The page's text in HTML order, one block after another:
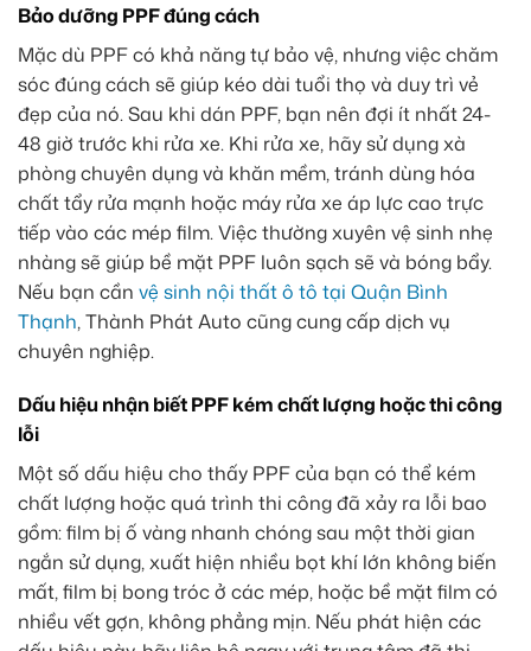
Bảo dưỡng PPF đúng cách
Mặc dù PPF có khả năng tự bảo vệ, nhưng việc chăm
sóc đúng cách sẽ giúp kéo dài tuổi thọ và duy trì vẻ
đẹp của nó. Sau khi dán PPF, bạn nên đợi ít nhất 24-
48 giờ trước khi rửa xe. Khi rửa xe, hãy sử dụng xà
phòng chuyên dụng và khăn mềm, tránh dùng hóa
chất tẩy rửa mạnh hoặc máy rửa xe áp lực cao trực
tiếp vào các mép film. Việc thường xuyên vệ sinh nhẹ
nhàng sẽ giúp bề mặt PPF luôn sạch sẽ và bóng bẩy.
Nếu bạn cần vệ sinh nội thất ô tô tại Quận Bình
Thạnh, Thành Phát Auto cũng cung cấp dịch vụ
chuyên nghiệp.
Dấu hiệu nhận biết PPF kém chất lượng hoặc thi công
lỗi
Một số dấu hiệu cho thấy PPF của bạn có thể kém
chất lượng hoặc quá trình thi công đã xảy ra lỗi bao
gồm: film bị ố vàng nhanh chóng sau một thời gian
ngắn sử dụng, xuất hiện nhiều bọt khí lớn không biến
mất, film bị bong tróc ở các mép, hoặc bề mặt film có
nhiều vết gợn, không phẳng mịn. Nếu phát hiện các